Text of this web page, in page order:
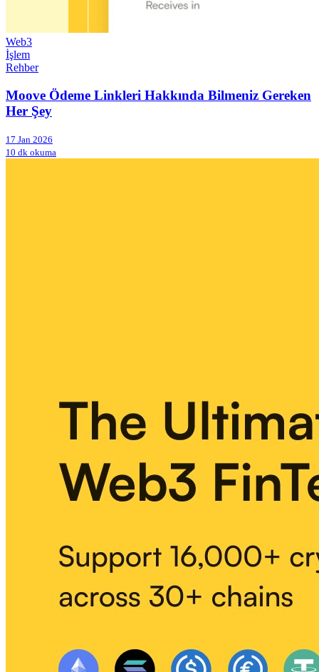
Web3
İşlem
Rehber
Moove Ödeme Linkleri Hakkında Bilmeniz Gereken
Her Şey
17 Jan 2026
10 dk okuma